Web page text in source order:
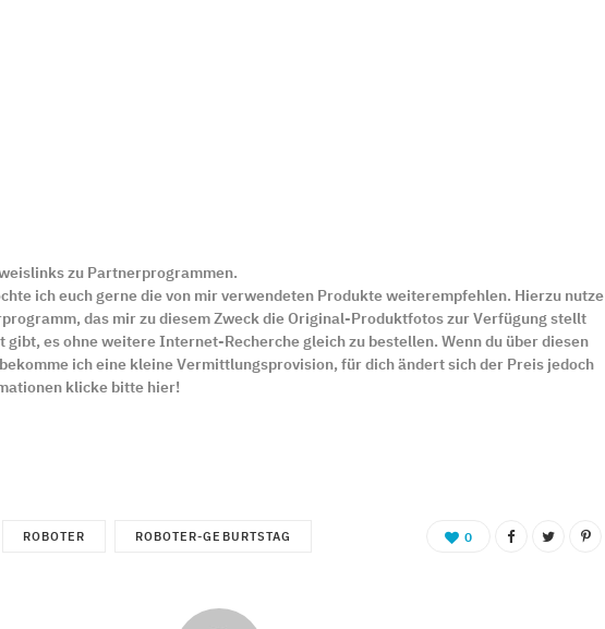
zu Partnerprogrammen.
ich euch gerne die von mir verwendeten Produkte weiterempfehlen. Hierzu nutze
das mir zu diesem Zweck die Original-Produktfotos zur Verfügung stellt
gibt, es ohne weitere Internet-Recherche gleich zu bestellen. Wenn du über diesen
ich eine kleine Vermittlungsprovision, für dich ändert sich der Preis jedoch
klicke bitte hier!
ROBOTER ROBOTER-GEBURTSTAG 0